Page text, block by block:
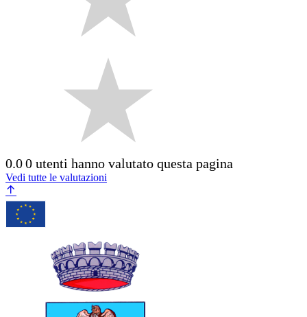
0.00 utenti hanno valutato questa pagina
Vedi tutte le valutazioni